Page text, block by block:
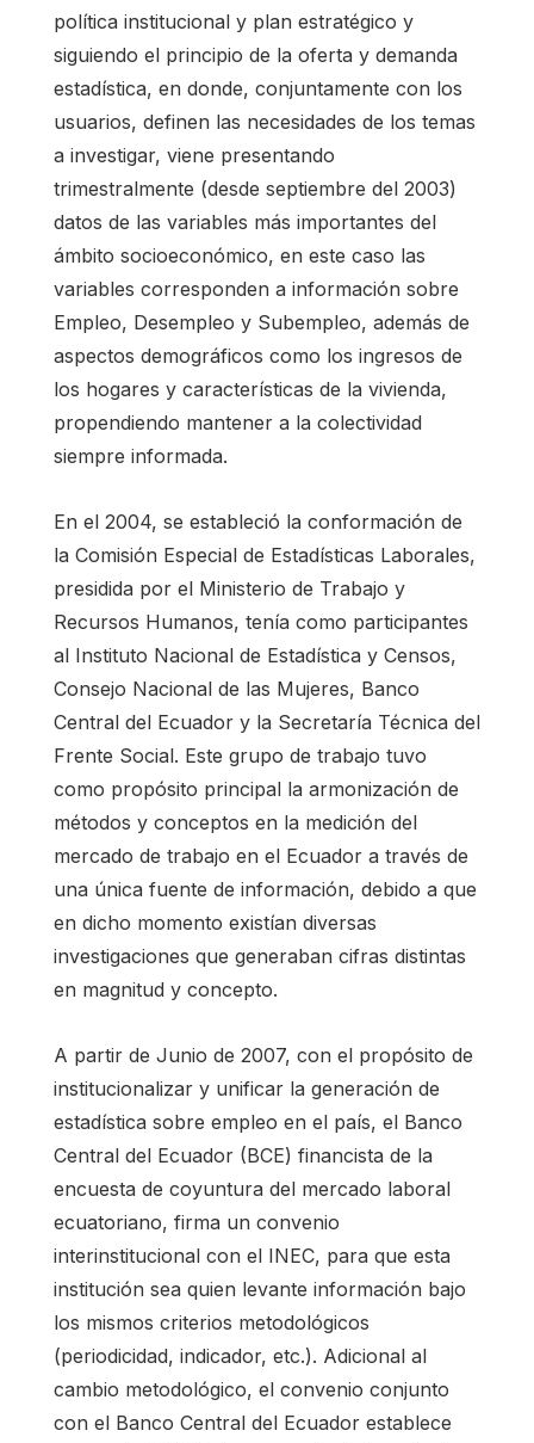
política institucional y plan estratégico y
siguiendo el principio de la oferta y demanda
estadística, en donde, conjuntamente con los
usuarios, definen las necesidades de los temas
a investigar, viene presentando
trimestralmente (desde septiembre del 2003)
datos de las variables más importantes del
ámbito socioeconómico, en este caso las
variables corresponden a información sobre
Empleo, Desempleo y Subempleo, además de
aspectos demográficos como los ingresos de
los hogares y características de la vivienda,
propendiendo mantener a la colectividad
siempre informada.
En el 2004, se estableció la conformación de
la Comisión Especial de Estadísticas Laborales,
presidida por el Ministerio de Trabajo y
Recursos Humanos, tenía como participantes
al Instituto Nacional de Estadística y Censos,
Consejo Nacional de las Mujeres, Banco
Central del Ecuador y la Secretaría Técnica del
Frente Social. Este grupo de trabajo tuvo
como propósito principal la armonización de
métodos y conceptos en la medición del
mercado de trabajo en el Ecuador a través de
una única fuente de información, debido a que
en dicho momento existían diversas
investigaciones que generaban cifras distintas
en magnitud y concepto.
A partir de Junio de 2007, con el propósito de
institucionalizar y unificar la generación de
estadística sobre empleo en el país, el Banco
Central del Ecuador (BCE) financista de la
encuesta de coyuntura del mercado laboral
ecuatoriano, firma un convenio
interinstitucional con el INEC, para que esta
institución sea quien levante información bajo
los mismos criterios metodológicos
(periodicidad, indicador, etc.). Adicional al
cambio metodológico, el convenio conjunto
con el Banco Central del Ecuador establece